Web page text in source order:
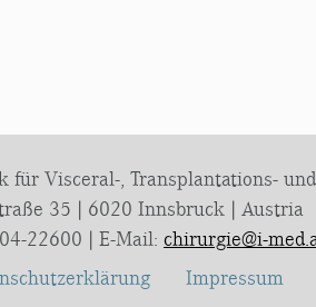
Visceral-, Transplantations-
35 | 6020 Innsbruck | Austria
22600 | E-Mail: chirurgie@i-
Impressum